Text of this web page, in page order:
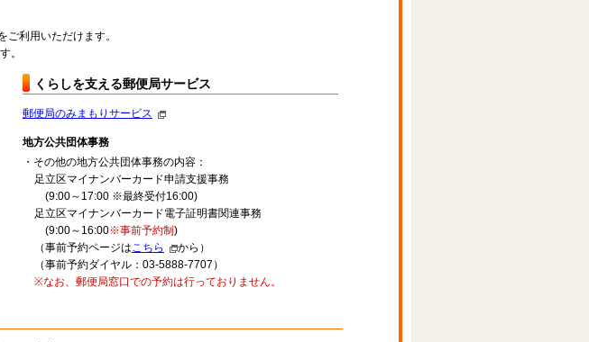
利用いただけます。
。
くらしを支える郵便局サービス
郵便局のみまもりサービス
地方公共団体事務
・その他の地方公共団体事務の内容：
足立区マイナンバーカード申請支援事務
(9:00～17:00 ※最終受付16:00)
足立区マイナンバーカード電子証明書関連事務
(9:00～16:00※事前予約制 )
（事前予約ページはこちら
から）
（事前予約ダイヤル：03-5888-7707）
※なお、郵便局窓口での予約は行っておりません。